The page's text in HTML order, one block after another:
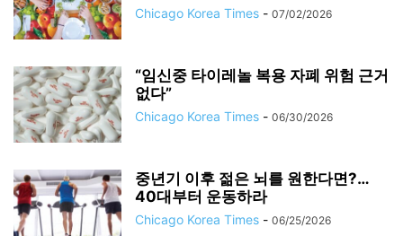
Chicago Korea Times - 07/02/2026
“임신중 타이레놀 복용 자폐 위험 근거
없다”
Chicago Korea Times - 06/30/2026
중년기 이후 젊은 뇌를 원한다면?…
40대부터 운동하라
Chicago Korea Times - 06/25/2026